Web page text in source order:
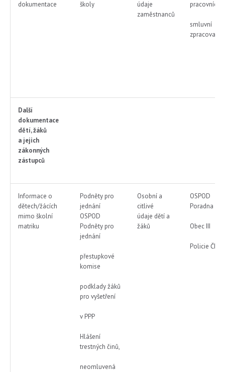
dokumentace
školy
údaje
zaměstnanců
pracovníci
smluvní
zpracovatel
Další
dokumentace
dětí, žáků
a jejich
zákonných
zástupců
Informace o
dětech/žácích
mimo školní
matriku
Podněty pro
jednání
OSPOD
Podněty pro
jednání
přestupkové
komise
podklady žáků
pro vyšetření
v PPP
Hlášení
trestných činů,
neomluvená
Osobní a
citlivé
údaje dětí a
žáků
OSPOD
Poradna
Obec III
Policie ČR